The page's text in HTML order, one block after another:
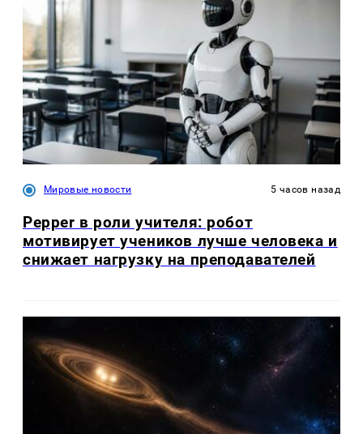
Мировые новости 5 часов назад
Pepper в роли учителя: робот
мотивирует учеников лучше человека и
снижает нагрузку на преподавателей